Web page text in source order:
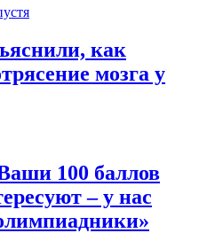
как
мозга у
100 баллов
– у нас